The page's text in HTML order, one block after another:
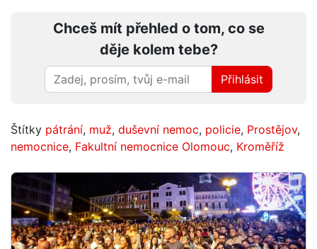
Chceš mít přehled o tom, co se
děje kolem tebe?
Přihlásit
Štítky pátrání, muž, duševní nemoc, policie, Prostějov,
nemocnice, Fakultní nemocnice Olomouc, Kroměříž